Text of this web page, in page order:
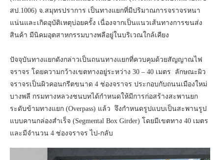
สป.1006) จ.สมุทรปราการ เป็นทางแยกที่มีปริมาณการจราจรหนา
แน่นและเกิดอุบัติเหตุบ่อยครั้ง เนื่องจากเป็นแนวเส้นทางการขนส่ง
สินค้า มีนิคมอุตสาหกรรมบางพลีอยู่ในบริเวณใกล้เคียง
ปัจจุบันทางแยกดังกล่าวเป็นถนนทางแยกที่ควบคุมด้วยสัญญาณไฟ
จราจร โดยความกว้างเขตทางอยู่ระหว่าง 30 – 40 เมตร ลักษณะผิว
จราจรเป็นผิวคอนกรีตขนาด 4 ช่องจราจร ประกอบกับถนนเมืองใหม่
บางพลี กรมทางหลวงชนบทได้กำหนดให้มีการก่อสร้างสะพานยก
ระดับข้ามทางแยก (Overpass) แล้ว จึงกำหนดรูปแบบเป็นสะพานรูป
แบบคานกล่องสำเร็จ (Segmental Box Girder) โดยมีเขตทาง 40 เมตร
และมีจำนวน 4 ช่องจราจร ไป-กลับ